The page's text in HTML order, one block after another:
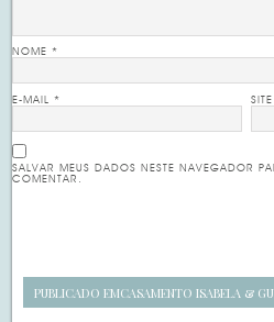
NOME*
E-MAIL* SITE
SALVAR MEUS DADOS NESTE NAVEGADOR
COMENTAR.
PUBLICADO EMCASAMENTO ISABELA &